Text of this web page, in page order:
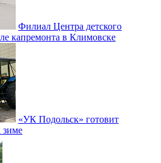
Филиал Центра детского
капремонта в Климовске
«УК Подольск» готовит
зиме